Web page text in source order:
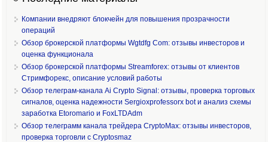
Компании внедряют блокчейн для повышения прозрачности
операций
Обзор брокерской платформы Wgtdfg Com: отзывы инвесторов и
оценка функционала
Обзор брокерской платформы Streamforex: отзывы от клиентов
Стримфорекс, описание условий работы
Обзор телеграм-канала Ai Crypto Signal: отзывы, проверка торговых
сигналов, оценка надежности Sergioxprofessorx bot и анализ схемы
заработка Etoromario и FoxLTDAdm
Обзор телеграмм канала трейдера CryptoMax: отзывы инвесторов,
проверка торговли с Cryptosmaz